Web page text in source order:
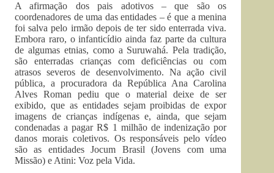
A afirmação dos pais adotivos – que são os
coordenadores de uma das entidades – é que a menina
foi salva pelo irmão depois de ter sido enterrada viva.
Embora raro, o infanticídio ainda faz parte da cultura
de algumas etnias, como a Suruwahá. Pela tradição,
são enterradas crianças com deficiências ou com
atrasos severos de desenvolvimento. Na ação civil
pública, a procuradora da República Ana Carolina
Alves Roman pediu que o material deixe de ser
exibido, que as entidades sejam proibidas de expor
imagens de crianças indígenas e, ainda, que sejam
condenadas a pagar R$ 1 milhão de indenização por
danos morais coletivos. Os responsáveis pelo vídeo
são as entidades Jocum Brasil (Jovens com uma
Missão) e Atini: Voz pela Vida.